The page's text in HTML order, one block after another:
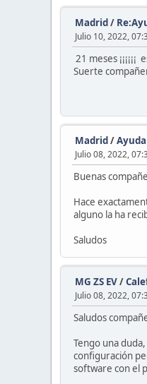
Madrid/
Julio 10, 2022,
21 meses
Suerte
Madrid/
Julio 08, 2022,
Buenas
Hace
alguno la ha
Saludos
MG ZS EV/
Julio 08, 2022,
Saludos
Tengo una
configuración
software con el